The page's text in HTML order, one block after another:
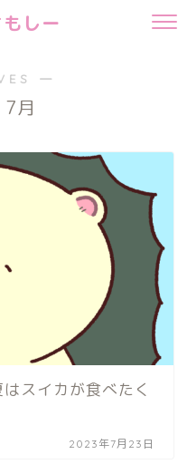
しー
―
月
スイカが食べたく
2023年7月23日